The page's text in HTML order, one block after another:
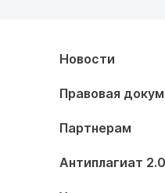
Новости
Правовая
Партнерам
Антиплагиат 2.0